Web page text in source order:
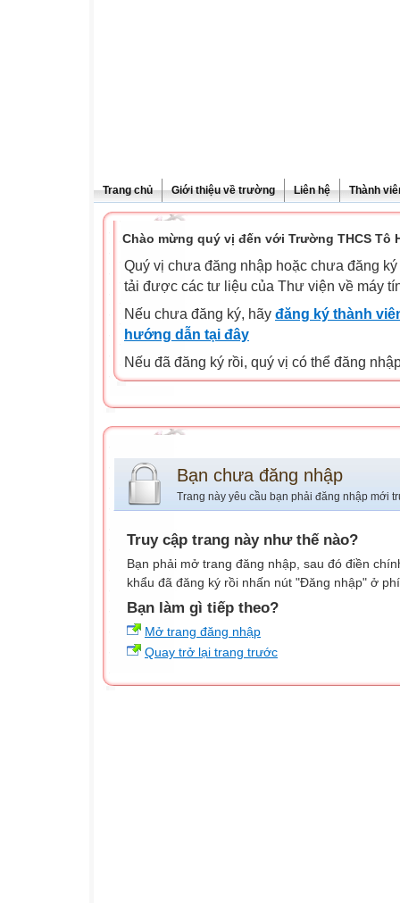
Trang chủ Giới thiệu về trường Liên hệ Thành
Chào mừng quý vị đến với Trường THCS Tô
Quý vị chưa đăng nhập hoặc chưa đăng
tải được các tư liệu của Thư viện về máy
Nếu chưa đăng ký, hãy đăng ký thành
hướng dẫn tại đây
Nếu đã đăng ký rồi, quý vị có thể đăng
Bạn chưa đăng nhập
Trang này yêu cầu bạn phải đăng nhập mới
Truy cập trang này như thế nào?
Bạn phải mở trang đăng nhập, sau đó điền
khẩu đã đăng ký rồi nhấn nút "Đăng nhập" ở
Bạn làm gì tiếp theo?
Mở trang đăng nhập
Quay trở lại trang trước